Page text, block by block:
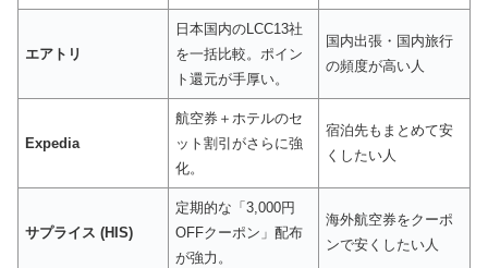
エアトリ
日本国内のLCC13社
を一括比較。ポイン
ト還元が手厚い。
国内出張・国内旅行
の頻度が高い人
Expedia
航空券＋ホテルのセ
ット割引がさらに強
化。
宿泊先もまとめて安
くしたい人
サプライス (HIS)
定期的な「3,000円
OFFクーポン」配布
が強力。
海外航空券をクーポ
ンで安くしたい人